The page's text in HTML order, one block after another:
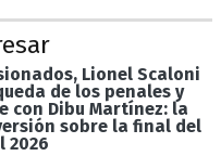
Lionel Scaloni
de los penales y
con Dibu Martínez: la
sobre la final del
2026